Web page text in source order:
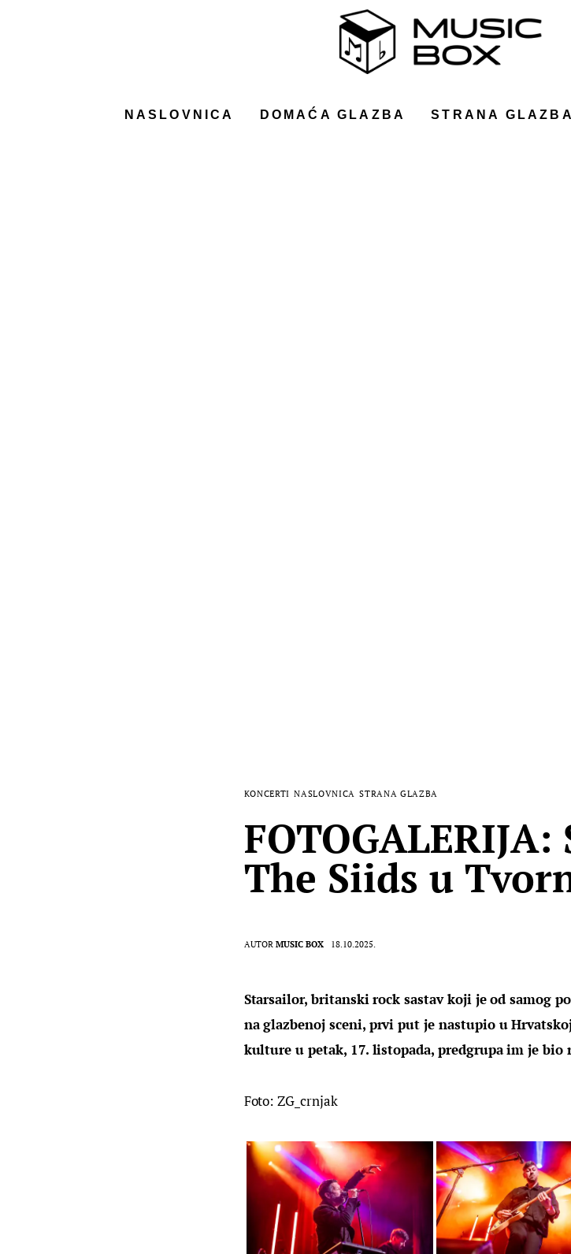
NASLOVNICA DOMAĆA GLAZBA STRANA GLAZBA
KONCERTI NASLOVNICA STRANA GLAZBA
The Siids u
AUTOR MUSIC BOX 18.10.2025.
Starsailor, britanski rock sastav koji je od samog
na glazbenoj sceni, prvi put je nastupio u
kulture u petak, 17. listopada, predgrupa im je bio
Foto: ZG_crnjak